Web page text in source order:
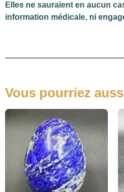
Elles ne sauraient en aucun
information médicale, ni
Vous pourriez